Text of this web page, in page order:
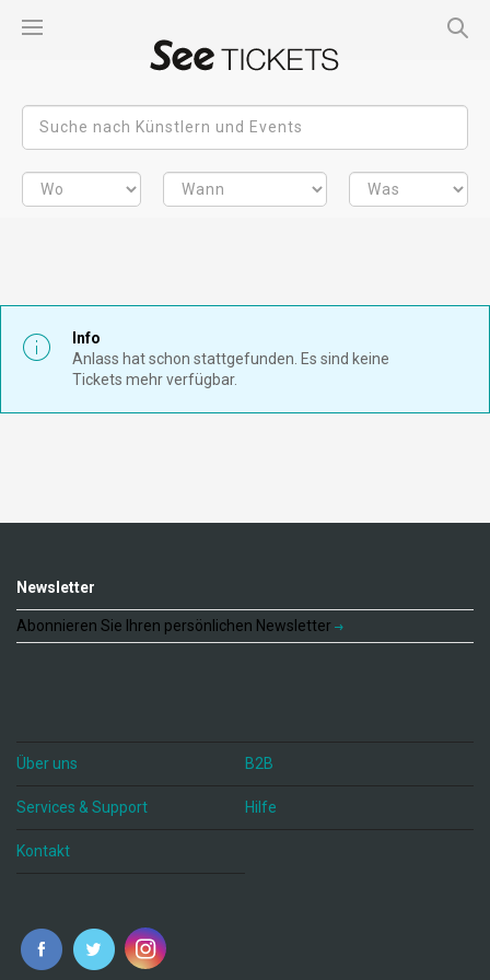
Info
Anlass hat schon stattgefunden. Es sind keine
Tickets mehr verfügbar.
Newsletter
Abonnieren Sie Ihren persönlichen Newsletter
Über uns B2B
Services & Support Hilfe
Kontakt